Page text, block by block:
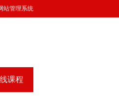
站管理系统
课程